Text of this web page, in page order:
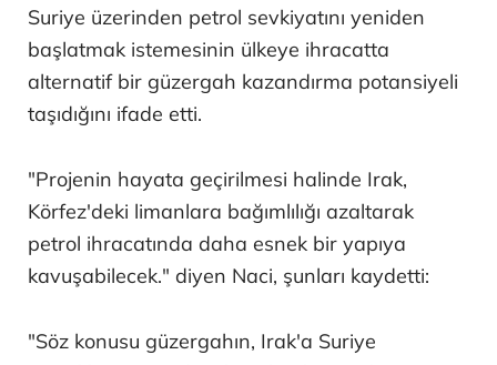
Suriye üzerinden petrol sevkiyatını yeniden
başlatmak istemesinin ülkeye ihracatta
alternatif bir güzergah kazandırma potansiyeli
taşıdığını ifade etti.
"Projenin hayata geçirilmesi halinde Irak,
Körfez'deki limanlara bağımlılığı azaltarak
petrol ihracatında daha esnek bir yapıya
kavuşabilecek." diyen Naci, şunları kaydetti:
"Söz konusu güzergahın, Irak'a Suriye